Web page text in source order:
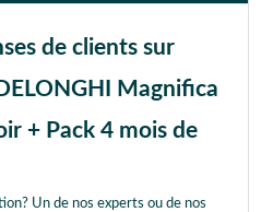
de clients sur
Magnifica
+ Pack 4 mois de
Un de nos experts ou de nos